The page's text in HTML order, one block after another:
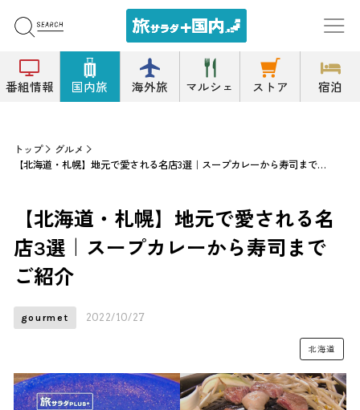
番組情報 国内旅 海外旅 マルシェ ストア 宿泊
トップ
グルメ
【北海道・札幌】地元で愛される名店3選｜スープカレーから寿司までご紹介
【北海道・札幌】地元で愛される名
店3選｜スープカレーから寿司まで
ご紹介
gourmet 2022/10/27
北海道